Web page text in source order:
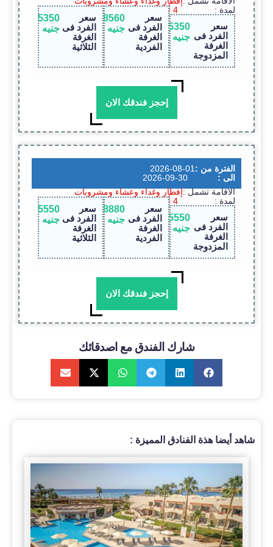
لمدة :
4 أيام / 3 ليالى
سعر
الفرد فى
الغرفة
المزدوجة
5350
جنيه
سعر
الفرد فى
الغرفة
الفردية
8560
جنيه
سعر
الفرد فى
الغرفة
الثلاثية
5350
جنيه
إحجز فندقك الان
الفترة من : 2026-08-01
الى :
2026-09-30
الاقامة تشمل :إفطار وغداء وعشاء ومشروبات
لمدة :
4 أيام / 3 ليالى
سعر
الفرد فى
الغرفة
المزدوجة
5550
جنيه
سعر
الفرد فى
الغرفة
الفردية
8880
جنيه
سعر
الفرد فى
الغرفة
الثلاثية
5550
جنيه
إحجز فندقك الان
شارك الفندق مع اصدقائك
شاهد أيضا هذة الفنادق المميزة :